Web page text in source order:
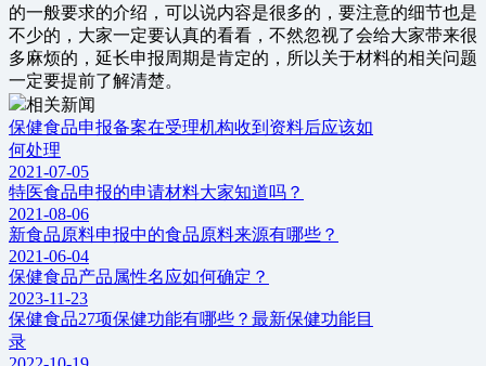
的一般要求的介绍，可以说内容是很多的，要注意的细节也是
不少的，大家一定要认真的看看，不然忽视了会给大家带来很
多麻烦的，延长申报周期是肯定的，所以关于材料的相关问题
一定要提前了解清楚。
相关新闻
保健食品申报备案在受理机构收到资料后应该如
何处理
2021-07-05
特医食品申报的申请材料大家知道吗？
2021-08-06
新食品原料申报中的食品原料来源有哪些？
2021-06-04
保健食品产品属性名应如何确定？
2023-11-23
保健食品27项保健功能有哪些？最新保健功能目
录